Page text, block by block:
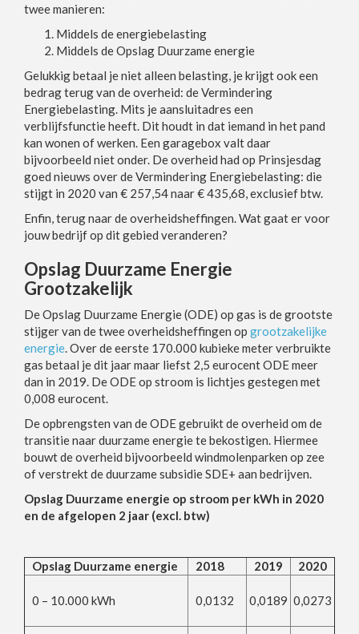
twee manieren:
Middels de energiebelasting
Middels de Opslag Duurzame energie
Gelukkig betaal je niet alleen belasting, je krijgt ook een
bedrag terug van de overheid: de Vermindering
Energiebelasting. Mits je aansluitadres een
verblijfsfunctie heeft. Dit houdt in dat iemand in het pand
kan wonen of werken. Een garagebox valt daar
bijvoorbeeld niet onder. De overheid had op Prinsjesdag
goed nieuws over de Vermindering Energiebelasting: die
stijgt in 2020 van € 257,54 naar € 435,68, exclusief btw.
Enfin, terug naar de overheidsheffingen. Wat gaat er voor
jouw bedrijf op dit gebied veranderen?
Opslag Duurzame Energie
Grootzakelijk
De Opslag Duurzame Energie (ODE) op gas is de grootste
stijger van de twee overheidsheffingen op grootzakelijke
energie. Over de eerste 170.000 kubieke meter verbruikte
gas betaal je dit jaar maar liefst 2,5 eurocent ODE meer
dan in 2019. De ODE op stroom is lichtjes gestegen met
0,008 eurocent.
De opbrengsten van de ODE gebruikt de overheid om de
transitie naar duurzame energie te bekostigen. Hiermee
bouwt de overheid bijvoorbeeld windmolenparken op zee
of verstrekt de duurzame subsidie SDE+ aan bedrijven.
Opslag Duurzame energie op stroom per kWh in 2020
en de afgelopen 2 jaar (excl. btw)
Opslag Duurzame energie 2018 2019 2020
0 – 10.000 kWh 0,0132 0,0189 0,0273